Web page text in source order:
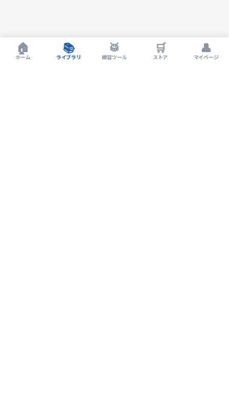
🏠
ホーム
📚
ライブラリ
🥁
練習ツール
🛒
ストア
👤
マイページ